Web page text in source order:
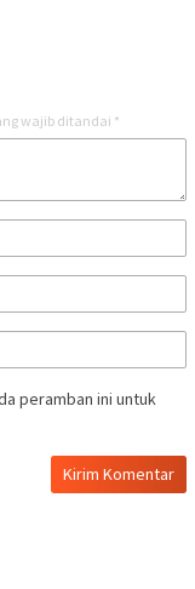
wajib ditandai *
peramban ini untuk